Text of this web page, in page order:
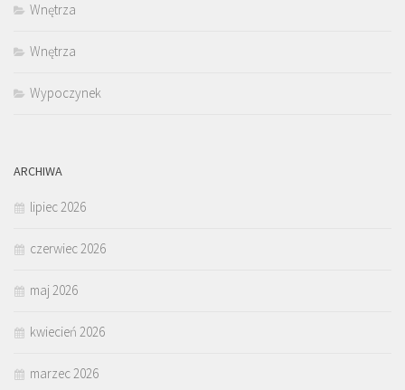
Wnętrza
Wnętrza
Wypoczynek
ARCHIWA
lipiec 2026
czerwiec 2026
maj 2026
kwiecień 2026
marzec 2026